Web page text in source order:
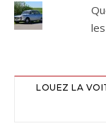
LOUEZ LA